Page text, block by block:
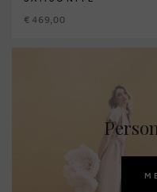
€ 469,00